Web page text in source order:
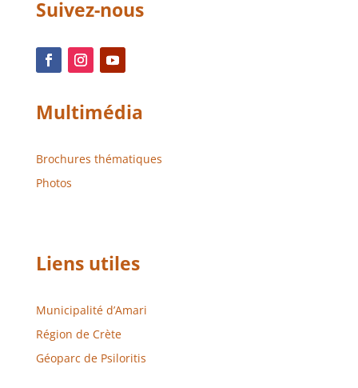
Suivez-nous
Multimédia
Brochures thématiques
Photos
Liens utiles
Municipalité d’Amari
Région de Crète
Géoparc de Psiloritis